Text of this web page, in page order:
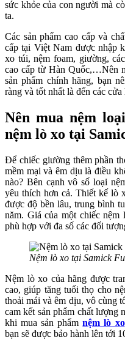
sức khỏe của con người mà
ta.
Các sản phẩm cao cấp và
cấp tại Việt Nam được nhập
xo túi, nệm foam, giường,
cao cấp từ Hàn Quốc,…Nên
sản phẩm chính hãng, bạn
ràng và tốt nhất là đến các
Nên mua nệm
nệm lò xo tại
Để chiếc giường thêm phần
mềm mại và êm dịu là điều
nào? Bên cạnh vô số loại
yêu thích hơn cả. Thiết kế lò
được độ bền lâu, trung bình
năm. Giá của một chiếc
phù hợp với đa số các đối
Nệm lò xo tại Samick
Nệm lò xo của hãng được
cao, giúp tăng tuổi thọ cho
thoải mái và êm dịu, vô cùng
cam kết sản phẩm chất lượng
khi mua sản phẩmnệm lò xo
bạn sẽ được bảo hành lên tới